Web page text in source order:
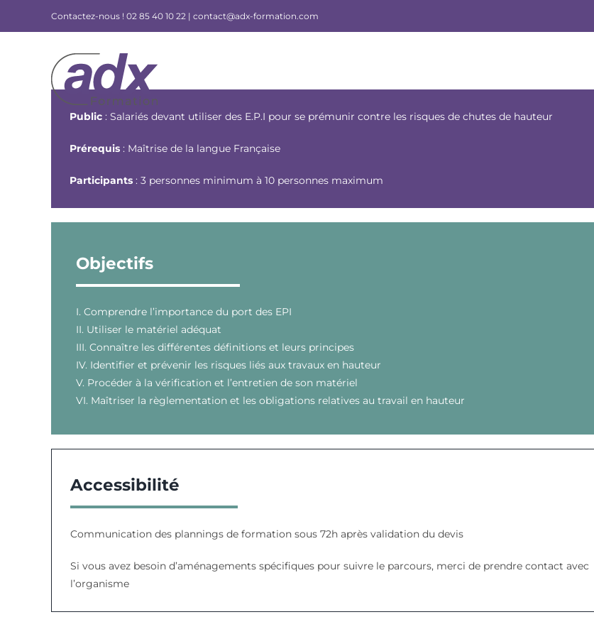
Contactez-nous ! 02 85 40 10 22 | contact@adx-formation.com
Public : Salariés devant utiliser des E.P.I pour se prémunir contre les risques de chutes de hauteur
Prérequis : Maîtrise de la langue Française
Participants : 3 personnes minimum à 10 personnes maximum
Objectifs
I. Comprendre l’importance du port des EPI
II. Utiliser le matériel adéquat
III. Connaître les différentes définitions et leurs principes
IV. Identifier et prévenir les risques liés aux travaux en hauteur
V. Procéder à la vérification et l’entretien de son matériel
VI. Maîtriser la règlementation et les obligations relatives au travail en hauteur
Accessibilité
Communication des plannings de formation sous 72h après validation du devis
Si vous avez besoin d’aménagements spécifiques pour suivre le parcours, merci de prendre contact avec
l’organisme